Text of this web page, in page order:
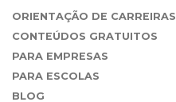
ORIENTAÇÃO DE CARREIRAS
CONTEÚDOS GRATUITOS
PARA EMPRESAS
PARA ESCOLAS
BLOG